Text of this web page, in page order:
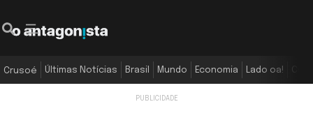
Crusoé Últimas Notícias Brasil Mundo Economia Lado oa!